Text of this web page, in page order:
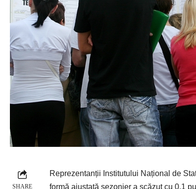
SHARE
Reprezentanții Institutului Național de
formă ajustată sezonier a scăzut cu 0,1